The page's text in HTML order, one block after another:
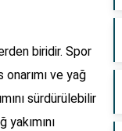
biridir. Spor
ve yağ
sürdürülebilir